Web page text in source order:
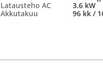
Latausteho AC
3.6 kW
Akkutakuu
96 kk /